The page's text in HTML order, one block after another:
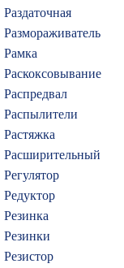
Раздаточная
Размораживатель
Рамка
Раскоксовывание
Распредвал
Распылители
Растяжка
Расширительный
Регулятор
Редуктор
Резинка
Резинки
Резистор